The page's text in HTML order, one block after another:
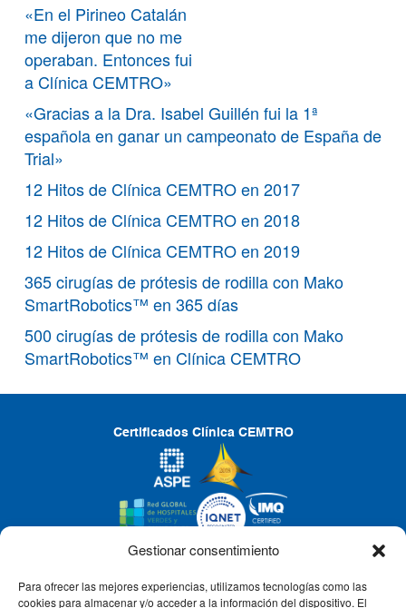
Gestionar consentimiento
Para ofrecer las mejores experiencias, utilizamos tecnologías como las
cookies para almacenar y/o acceder a la información del dispositivo. El
«En el Pirineo Catalán
me dijeron que no me
operaban. Entonces fui
a Clínica CEMTRO»
«Gracias a la Dra. Isabel Guillén fui la 1ª
española en ganar un campeonato de España de
Trial»
12 Hitos de Clínica CEMTRO en 2017
12 Hitos de Clínica CEMTRO en 2018
12 Hitos de Clínica CEMTRO en 2019
365 cirugías de prótesis de rodilla con Mako
SmartRobotics™ en 365 días
500 cirugías de prótesis de rodilla con Mako
SmartRobotics™ en Clínica CEMTRO
Certificados Clínica CEMTRO
CLÍNICA CEMTRO